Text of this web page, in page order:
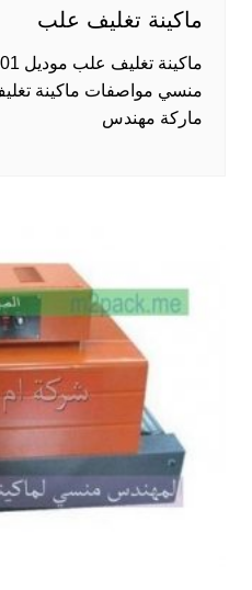
ماكينة تغليف علب
ماركة مهندس